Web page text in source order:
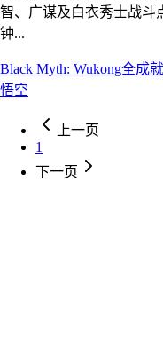
智、广谋及白衣秀士战斗
钟...
Black Myth: Wukong全成就
悟空
上一页
1
下一页